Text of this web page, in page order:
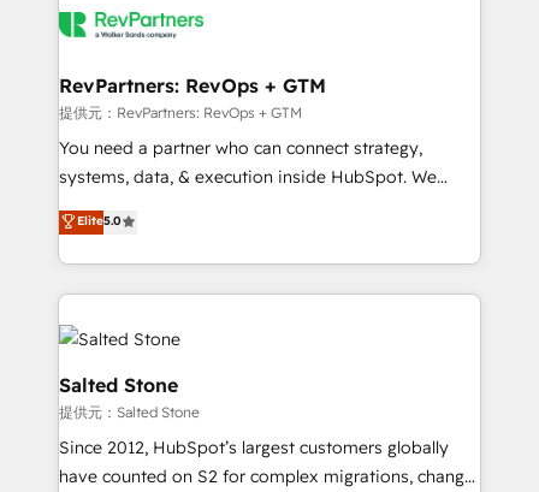
multi-region migrations to AI-powered automation,
scale. 🏆 HubSpot’s CEO called us “the partner of the
future.” Others agree it is proof of trust built through
measurable impact.
RevPartners: RevOps + GTM
提供元：RevPartners: RevOps + GTM
You need a partner who can connect strategy,
systems, data, & execution inside HubSpot. We
bridge the gap where most agencies fall short by
combining GTM strategy with technical execution to
solve the right problem with the right solution. As the
only firm in the world to hold Elite Partner
Accreditations with both HubSpot and Clay, our
clients gain a unique advantage in CRM architecture,
pipeline generation, data intelligence, and go-to-
market execution. Why B2B Businesses Choose RP: -
Secure: Soc2 compliant 🛡️ - Pricing: Implementations
starting at $1,5k 💵 - Speed: Launch in 14 days ⚡ -
Elite5.0
Salted Stone
提供元：Salted Stone
Since 2012, HubSpot’s largest customers globally
have counted on S2 for complex migrations, change